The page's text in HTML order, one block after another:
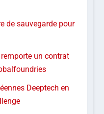
de sauvegarde pour
un contrat
Deeptech en